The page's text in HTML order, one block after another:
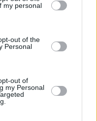
on the IAB’s List of
that may
it to other third parties.
my personal
out of the
Personal
out of
my Personal